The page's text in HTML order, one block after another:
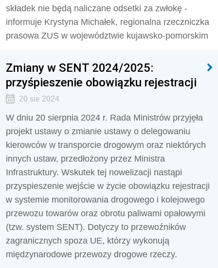
składek nie będą naliczane odsetki za zwłokę -
informuje Krystyna Michałek, regionalna rzeczniczka
prasowa ZUS w województwie kujawsko-pomorskim
Zmiany w SENT 2024/2025:
przyśpieszenie obowiązku rejestracji
20 sie 2024
W dniu 20 sierpnia 2024 r. Rada Ministrów przyjęła
projekt ustawy o zmianie ustawy o delegowaniu
kierowców w transporcie drogowym oraz niektórych
innych ustaw, przedłożony przez Ministra
Infrastruktury. Wskutek tej nowelizacji nastąpi
przyspieszenie wejście w życie obowiązku rejestracji
w systemie monitorowania drogowego i kolejowego
przewozu towarów oraz obrotu paliwami opałowymi
(tzw. system SENT). Dotyczy to przewoźników
zagranicznych spoza UE, którzy wykonują
międzynarodowe przewozy drogowe rzeczy.